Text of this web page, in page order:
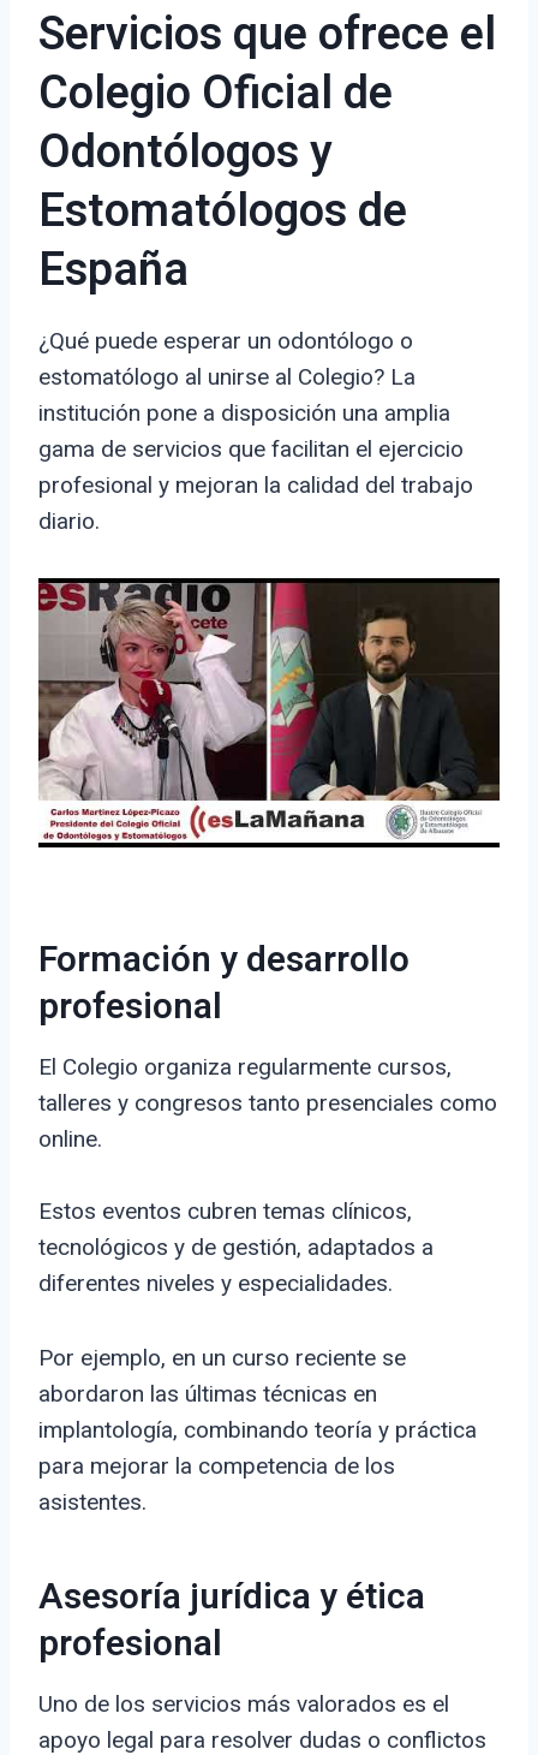
Servicios que ofrece el
Colegio Oficial de
Odontólogos y
Estomatólogos de
España
¿Qué puede esperar un odontólogo o
estomatólogo al unirse al Colegio? La
institución pone a disposición una amplia
gama de servicios que facilitan el ejercicio
profesional y mejoran la calidad del trabajo
diario.
Formación y desarrollo
profesional
El Colegio organiza regularmente cursos,
talleres y congresos tanto presenciales como
online.
Estos eventos cubren temas clínicos,
tecnológicos y de gestión, adaptados a
diferentes niveles y especialidades.
Por ejemplo, en un curso reciente se
abordaron las últimas técnicas en
implantología, combinando teoría y práctica
para mejorar la competencia de los
asistentes.
Asesoría jurídica y ética
profesional
Uno de los servicios más valorados es el
apoyo legal para resolver dudas o conflictos